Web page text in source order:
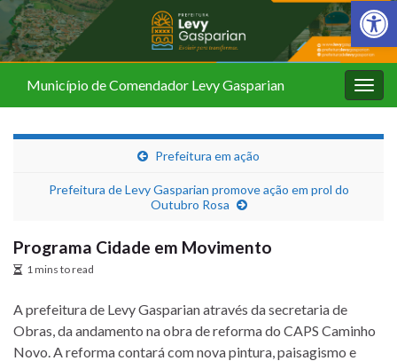
Barra de
Município de Comendador Levy Gasparian
Prefeitura em ação
Prefeitura de Levy Gasparian promove ação em prol do
Outubro Rosa
Programa Cidade em Movimento
1 mins to read
A prefeitura de Levy Gasparian através da secretaria de
Obras, da andamento na obra de reforma do CAPS Caminho
Novo. A reforma contará com nova pintura, paisagismo e